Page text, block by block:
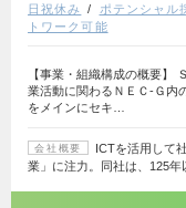
日祝休み
ポテンシャル
トワーク可能
【事業・組織構成の概要】
業活動に関わるＮＥＣ-Ｇ内
をメインにセキ…
会社概要
ICTを活用して
業」に注力。同社は、125